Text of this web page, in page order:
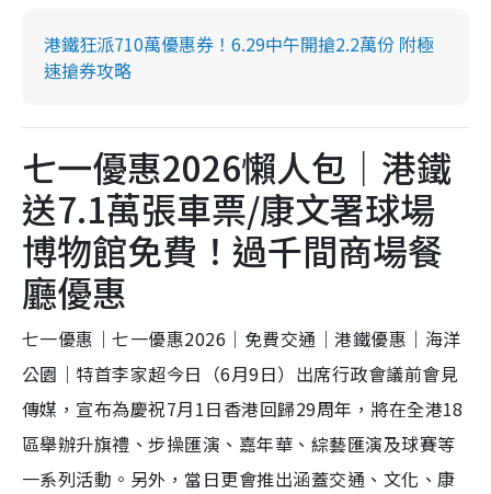
港鐵狂派710萬優惠券！6.29中午開搶2.2萬份 附極
速搶券攻略
七一優惠2026懶人包｜港鐵
送7.1萬張車票/康文署球場
博物館免費！過千間商場餐
廳優惠
七一優惠｜七一優惠2026｜免費交通｜港鐵優惠｜海洋
公園｜特首李家超今日（6月9日）出席行政會議前會見
傳媒，宣布為慶祝7月1日香港回歸29周年，將在全港18
區舉辦升旗禮、步操匯演、嘉年華、綜藝匯演及球賽等
一系列活動。另外，當日更會推出涵蓋交通、文化、康